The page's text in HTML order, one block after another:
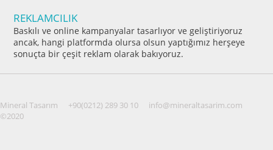
REKLAMCILIK
Baskılı ve online kampanyalar tasarlıyor ve geliştiriyoruz
ancak, hangi platformda olursa olsun yaptığımız herşeye
sonuçta bir çeşit reklam olarak bakıyoruz.
Mineral Tasarım +90(0212) 289 30 10
info@mineraltasarim.com
©2020